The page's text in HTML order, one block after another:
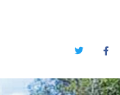
Twitter